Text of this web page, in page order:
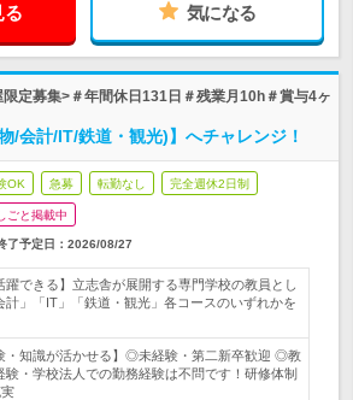
る 気になる
定募集>＃年間休日131日＃残業月10h＃賞与4ヶ
/会計/IT/鉄道・観光)】へチャレンジ！
OK 急募 転勤なし 完全週休2日制
ごと掲載中
了予定日： 2026/08/27
躍できる】立志舎が展開する専門学校の教員とし
計」「IT」「鉄道・観光」各コースのいずれかを
・知識が活かせる】◎未経験・第二新卒歓迎 ◎教
験・学校法人での勤務経験は不問です！研修体制